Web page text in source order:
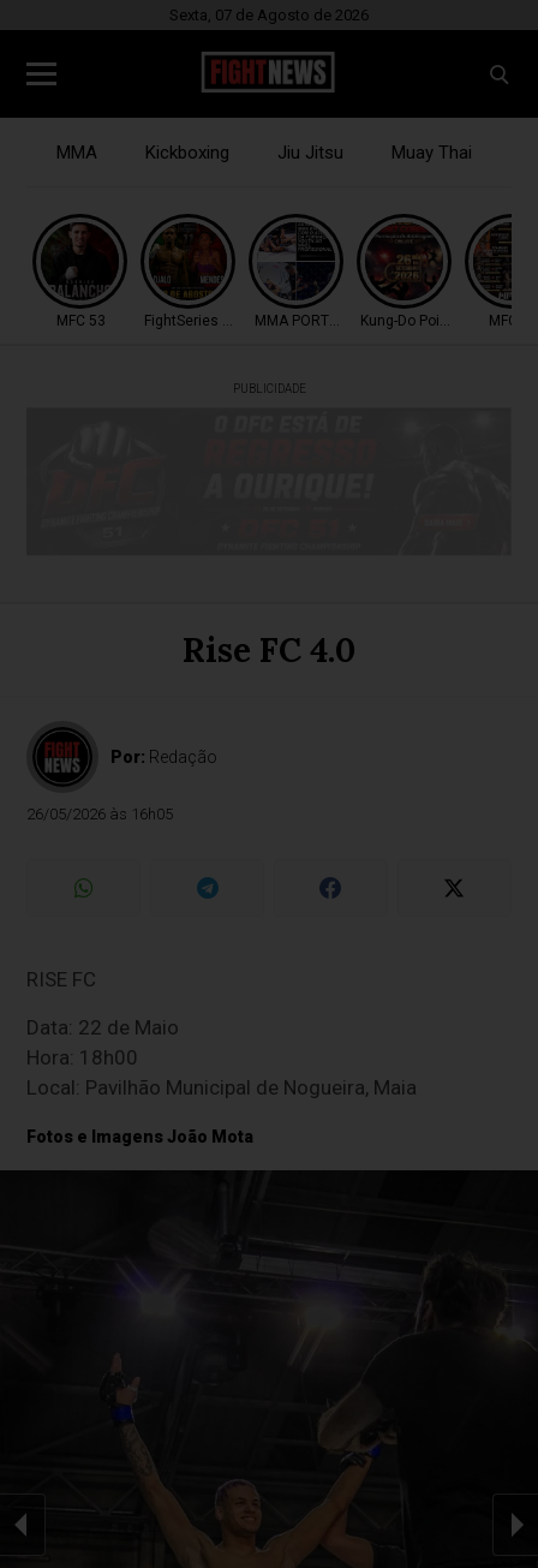
Sexta, 07 de Agosto de 2026
MMA Kickboxing Jiu Jitsu Muay Thai
MFC 53 FightSeries 11 MMA PORTUGALKung-Do Point CombatMFC 53
PUBLICIDADE
Rise FC 4.0
Por: Redação
26/05/2026 às 16h05
RISE FC
Data: 22 de Maio
Hora: 18h00
Local: Pavilhão Municipal de Nogueira, Maia
Fotos e Imagens João Mota